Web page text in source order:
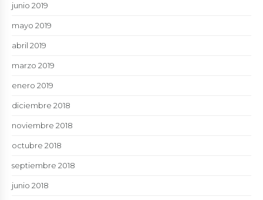
junio 2019
mayo 2019
abril 2019
marzo 2019
enero 2019
diciembre 2018
noviembre 2018
octubre 2018
septiembre 2018
junio 2018